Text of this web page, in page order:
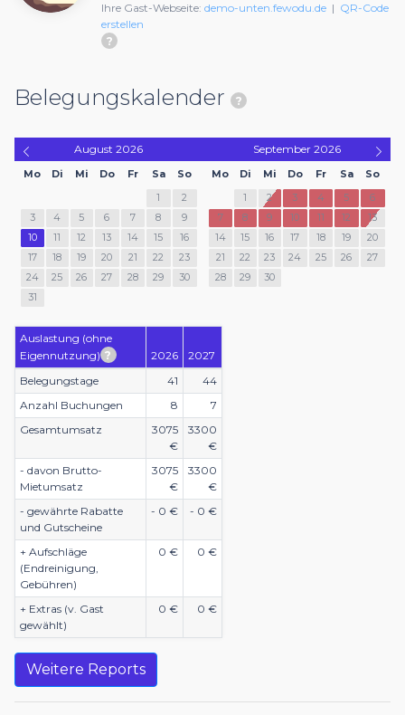
Ihre Gast-Webseite: demo-unten.fewodu.de | QR-Code
erstellen
Belegungskalender
August 2026
Mo Di Mi Do Fr Sa So
1
2
3
4 5 6 7 8
9
10
11 12 13 14 15
16
17
18 19 20 21 22
23
24
25 26 27 28 29
30
31
September 2026
Mo Di Mi Do Fr Sa So
1 2 3 4 5
6
7
8 9 10 11 12
13
14
15 16 17 18 19
20
21
22 23 24 25 26
27
28
29 30
Auslastung (ohne
Eigennutzung)
2026
2027
Belegungstage
41
44
Anzahl Buchungen
8
7
Gesamtumsatz
3075
€
3300
€
- davon Brutto-
Mietumsatz
3075
€
3300
€
- gewährte Rabatte
und Gutscheine
- 0 € - 0 €
+ Aufschläge
(Endreinigung,
Gebühren)
0 € 0 €
+ Extras (v. Gast
gewählt)
0 € 0 €
Weitere Reports